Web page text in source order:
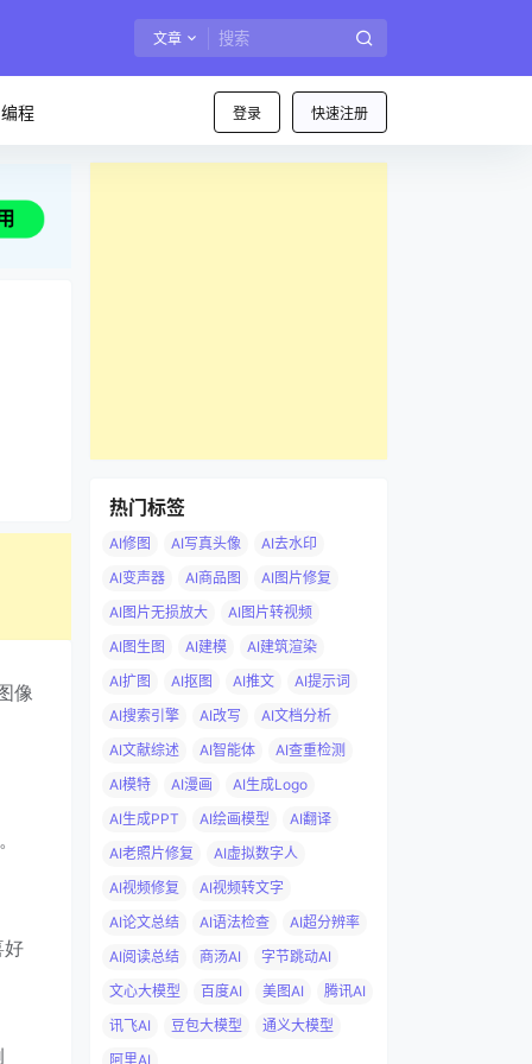
文章
登录 快速注册
程
像
好
热门标签
AI修图 AI写真头像
AI去水印
AI变声器
AI商品图
AI图片修复
AI图片无损放大
AI图片转视频
AI图生图
AI建模
AI建筑渲染
AI扩图
AI抠图 AI推文
AI提示词
AI搜索引擎
AI改写
AI文档分析
AI文献综述
AI智能体
AI查重检测
AI模特
AI漫画
AI生成Logo
AI生成PPT
AI绘画模型
AI翻译
AI老照片修复
AI虚拟数字人
AI视频修复
AI视频转文字
AI论文总结
AI语法检查
AI超分辨率
AI阅读总结
商汤AI
字节跳动AI
文心大模型
百度AI 美图AI
腾讯AI
讯飞AI
豆包大模型
通义大模型
阿里AI